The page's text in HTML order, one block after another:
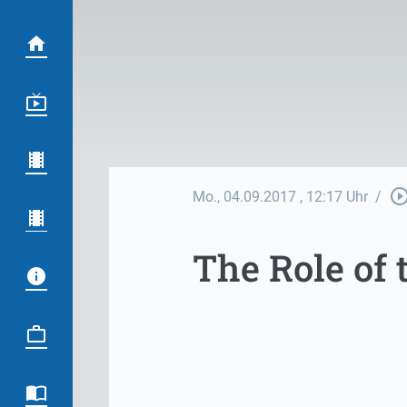
Mo., 04.09.2017 , 12:17 Uhr /
The Role